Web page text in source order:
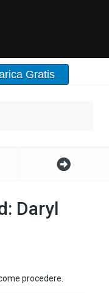
Gratis
Daryl
procedere.